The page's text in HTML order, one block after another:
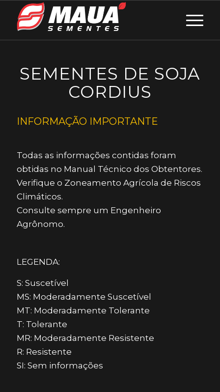
SEMENTES DE SOJA
CORDIUS
INFORMAÇÃO IMPORTANTE
Todas as informações contidas foram
obtidas no Manual Técnico dos Obtentores.
Verifique o Zoneamento Agrícola de Riscos
Climáticos.
Consulte sempre um Engenheiro
Agrônomo.
LEGENDA:
S: Suscetível
MS: Moderadamente Suscetível
MT: Moderadamente Tolerante
T: Tolerante
MR: Moderadamente Resistente
R: Resistente
SI: Sem informações